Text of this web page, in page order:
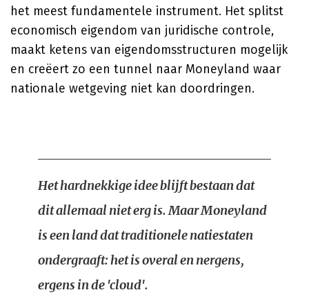
het meest fundamentele instrument. Het splitst
economisch eigendom van juridische controle,
maakt ketens van eigendomsstructuren mogelijk
en creëert zo een tunnel naar Moneyland waar
nationale wetgeving niet kan doordringen.
Het hardnekkige idee blijft bestaan dat
dit allemaal niet erg is. Maar Moneyland
is een land dat traditionele natiestaten
ondergraaft: het is overal en nergens,
ergens in de 'cloud'.